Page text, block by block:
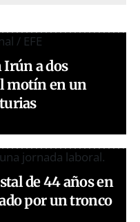
Irún a dos
motín en un
de 44 años en
por un tronco